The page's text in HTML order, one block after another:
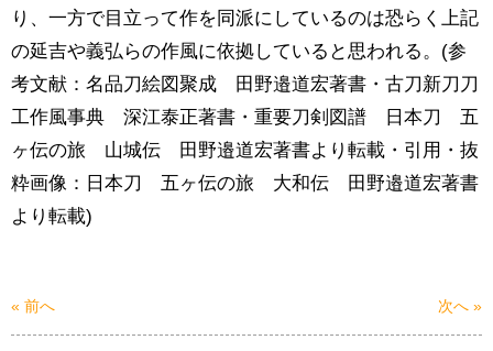
り、一方で目立って作を同派にしているのは恐らく上記
の延吉や義弘らの作風に依拠していると思われる。(参
考文献：名品刀絵図聚成 田野邉道宏著書・古刀新刀刀
工作風事典 深江泰正著書・重要刀剣図譜 日本刀 五
ヶ伝の旅 山城伝 田野邉道宏著書より転載・引用・抜
粋画像：日本刀 五ヶ伝の旅 大和伝 田野邉道宏著書
より転載)
« 前へ 次へ »